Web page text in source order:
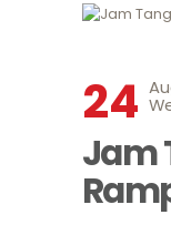
24
Jam